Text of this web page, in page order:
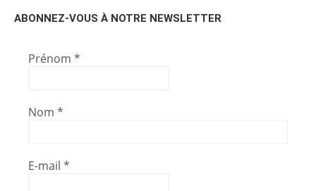
ABONNEZ-VOUS À NOTRE NEWSLETTER
Prénom *
Nom *
E-mail *